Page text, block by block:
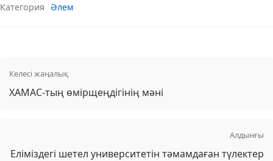
Категория Әлем
Келесі жаңалық
ХАМАС-тың өмірщеңдігінің мәні
Алдынғы
Еліміздегі шетел университетін тәмамдаған түлектер